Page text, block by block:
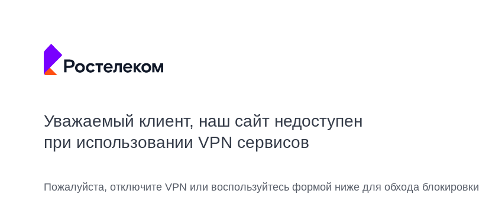
Уважаемый клиент, наш сайт недоступен
при использовании VPN сервисов
Пожалуйста, отключите VPN или воспользуйтесь формой ниже для обхода блокировки